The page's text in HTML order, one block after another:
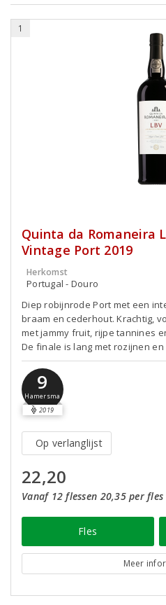
1
Quinta da Romaneira
Vintage Port 2019
Herkomst
Portugal - Douro
Diep robijnrode Port met een
braam en cederhout. Krachtig,
met jammy fruit, rijpe tannines
De finale is lang met rozijnen
9
Hamersma
2019
Op verlanglijst
22,20
Vanaf 12 flessen 20,35 per fles
Fles
Meer